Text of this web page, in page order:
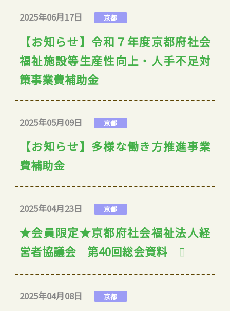
2025年06月17日 京都
【お知らせ】令和７年度京都府社会
福祉施設等生産性向上・人手不足対
策事業費補助金
2025年05月09日 京都
【お知らせ】多様な働き方推進事業
費補助金
2025年04月23日 京都
★会員限定★京都府社会福祉法人経
営者協議会 第40回総会資料
2025年04月08日 京都